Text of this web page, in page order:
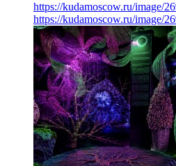
https://kudamoscow.ru/image/
https://kudamoscow.ru/image/